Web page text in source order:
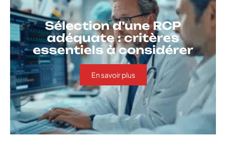
Sélection d’une RCP
adéquate : critères
essentiels à considérer
En savoir plus